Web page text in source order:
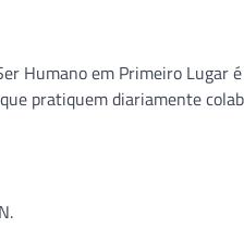
Humano em Primeiro Lugar
pratiquem diariamente